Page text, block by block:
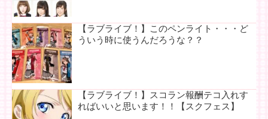
【ラブライブ！】このペンライト・・・ど
ういう時に使うんだろうな？？
【ラブライブ！】スコラン報酬テコ入れす
ればいいと思います！！【スクフェス】